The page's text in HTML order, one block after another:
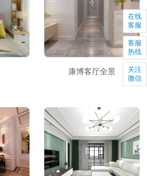
康博客厅全景
在线
客服
客服
热线
关注
微信